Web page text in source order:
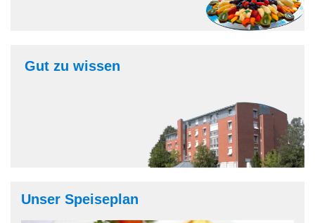
Gut zu wissen
Unser Speiseplan